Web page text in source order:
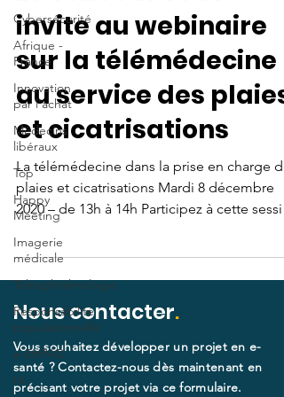
Cybersécurité
Afrique -
France
Innovation
par l'achat
Médecins
libéraux
Top
Happy
Meeting
Imagerie
médicale
Téléophtalmologie
Responsabilité
populationnelle
e-EHPAD
IA
Le collectif vous
invite au webinaire
sur la télémédecine
au service des plaies
et cicatrisations
La télémédecine dans la prise en charge
plaies et cicatrisations Mardi 8 décembre
2020 – de 13h à 14h Participez à cette
de...
Nous contacter.
Vous souhaitez développer un projet en e-